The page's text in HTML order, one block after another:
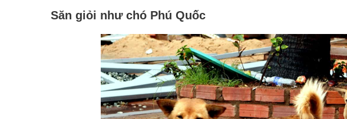
Săn giỏi như chó Phú Quốc